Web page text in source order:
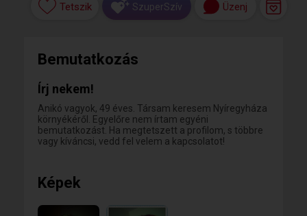
Tetszik SzuperSzív Üzenj
Bemutatkozás
Írj nekem!
Anikó vagyok, 49 éves. Társam keresem Nyíregyháza
környékéről. Egyelőre nem írtam egyéni
bemutatkozást. Ha megtetszett a profilom, s többre
vagy kíváncsi, vedd fel velem a kapcsolatot!
Képek